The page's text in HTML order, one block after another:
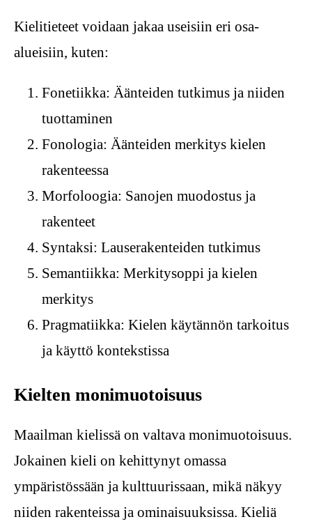
Kielitieteet voidaan jakaa useisiin eri osa-
alueisiin, kuten:
Fonetiikka: Äänteiden tutkimus ja niiden
tuottaminen
Fonologia: Äänteiden merkitys kielen
rakenteessa
Morfoloogia: Sanojen muodostus ja
rakenteet
Syntaksi: Lauserakenteiden tutkimus
Semantiikka: Merkitysoppi ja kielen
merkitys
Pragmatiikka: Kielen käytännön tarkoitus
ja käyttö kontekstissa
Kielten monimuotoisuus
Maailman kielissä on valtava monimuotoisuus.
Jokainen kieli on kehittynyt omassa
ympäristössään ja kulttuurissaan, mikä näkyy
niiden rakenteissa ja ominaisuuksissa. Kieliä